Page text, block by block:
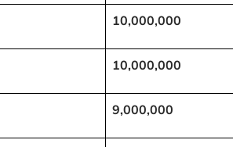
10,000,000
10,000,000
9,000,000